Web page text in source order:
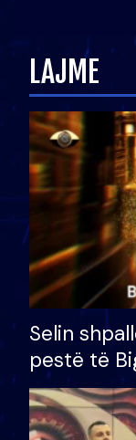
LAJME
Selin
pestë të
çmimin e